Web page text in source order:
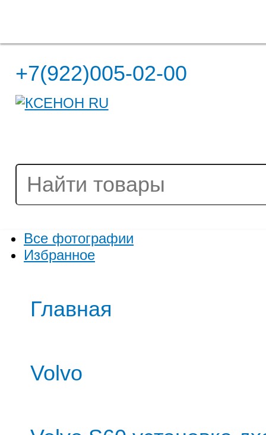
+7(922)005-02-00
Все фотографии
Избранное
Главная
Volvo